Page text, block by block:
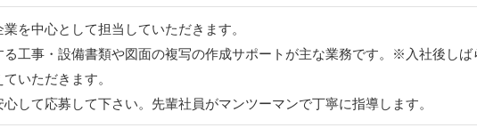
を中心として担当していただきます。
工事・設備書類や図面の複写の作成サポートが主な業務です。※入社後しば
いただきます。
して応募して下さい。先輩社員がマンツーマンで丁寧に指導します。